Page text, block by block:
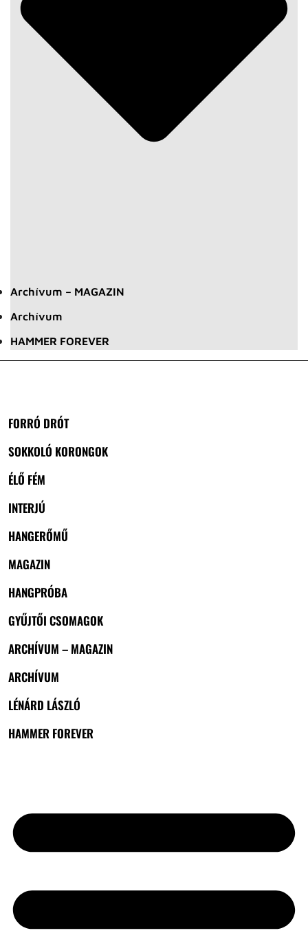
Archívum – MAGAZIN
Archívum
HAMMER FOREVER
FORRÓ DRÓT
SOKKOLÓ KORONGOK
ÉLŐ FÉM
INTERJÚ
HANGERŐMŰ
MAGAZIN
HANGPRÓBA
GYŰJTŐI CSOMAGOK
ARCHÍVUM – MAGAZIN
ARCHÍVUM
LÉNÁRD LÁSZLÓ
HAMMER FOREVER